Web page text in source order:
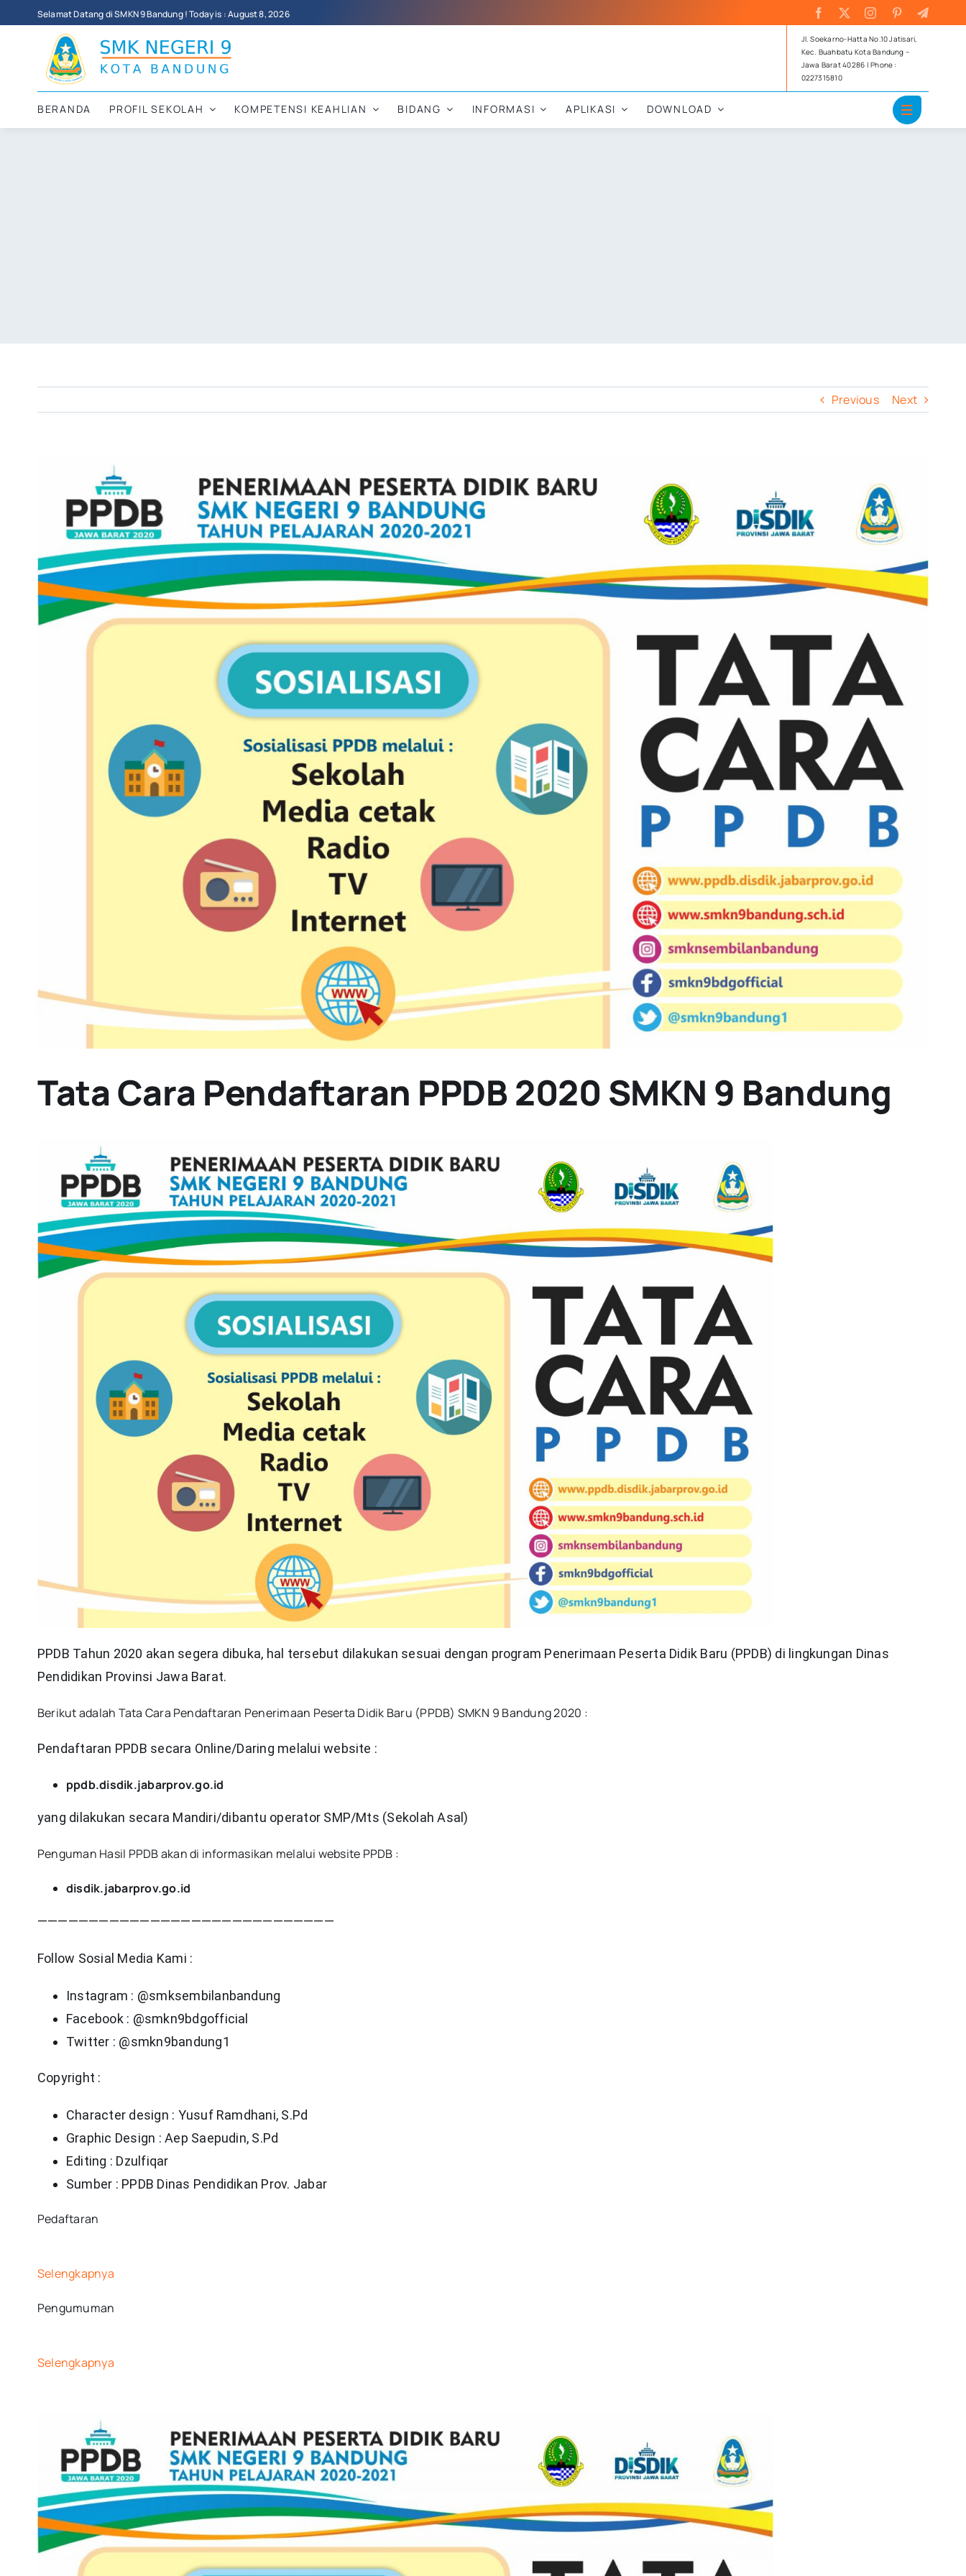
to
Selamat Datang di SMKN 9 Bandung ! Today is : August 8, 2026
Jl. Soekarno-Hatta No.10 Jatisari,
Kec. Buahbatu Kota Bandung –
Jawa Barat 40286 | Phone :
0227315810
BERANDA PROFIL SEKOLAH KOMPETENSI KEAHLIAN BIDANG INFORMASI APLIKASI DOWNLOAD
Previous Next
Tata Cara Pendaftaran PPDB 2020 SMKN 9 Bandung
PPDB Tahun 2020 akan segera dibuka, hal tersebut dilakukan sesuai dengan program Penerimaan Peserta Didik Baru (PPDB) di lingkungan Dinas
Pendidikan Provinsi Jawa Barat.
Berikut adalah Tata Cara Pendaftaran Penerimaan Peserta Didik Baru (PPDB) SMKN 9 Bandung 2020 :
Pendaftaran PPDB secara Online/Daring melalui website :
ppdb.disdik.jabarprov.go.id
yang dilakukan secara Mandiri/dibantu operator SMP/Mts (Sekolah Asal)
Penguman Hasil PPDB akan di informasikan melalui website PPDB :
disdik.jabarprov.go.id
—————————————————————————————
Follow Sosial Media Kami :
Instagram : @smksembilanbandung
Facebook : @smkn9bdgofficial
Twitter : @smkn9bandung1
Copyright :
Character design : Yusuf Ramdhani, S.Pd
Graphic Design : Aep Saepudin, S.Pd
Editing : Dzulfiqar
Sumber : PPDB Dinas Pendidikan Prov. Jabar
Pedaftaran
Selengkapnya
Pengumuman
Selengkapnya